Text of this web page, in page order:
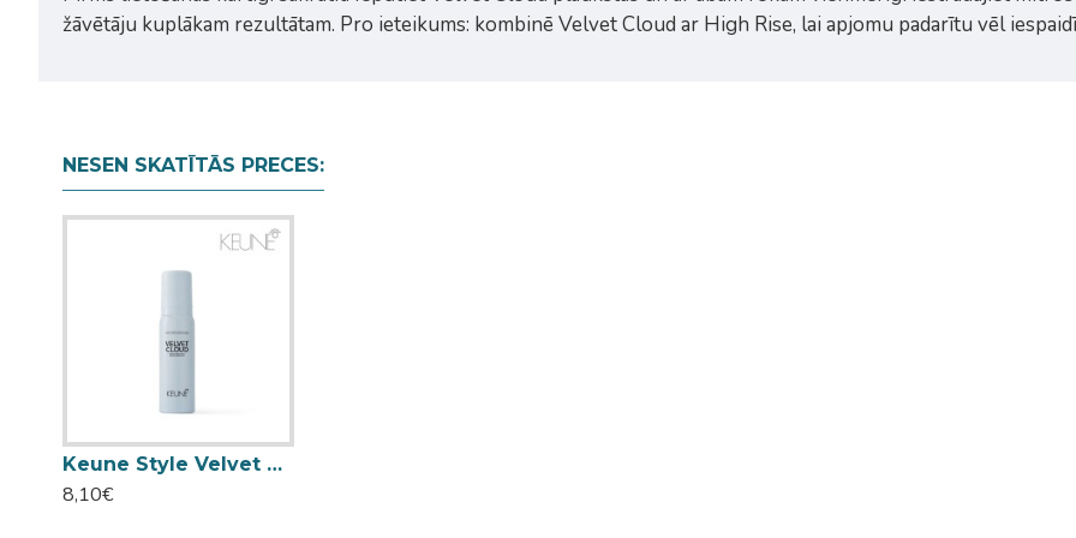
žāvētāju kuplākam rezultātam. Pro ieteikums: kombinē Velvet Cloud ar High Rise, lai apjomu padarītu vēl
NESEN SKATĪTĀS PRECES:
Keune Style Velvet Cloud spēcīgas putas apjomam 75ml
8,10€